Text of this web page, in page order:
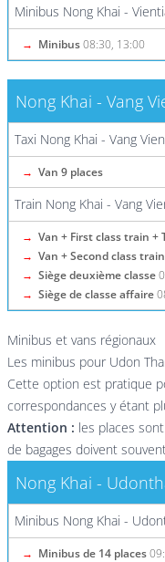
Minibus Nong Khai -
→ Minibus08:30, 13:00
Nong Khai - Vang
Taxi Nong Khai - Vang
→ Van 9 places
Train Nong Khai - Vang
→ Van + First class train +
→ Van + Second class
→ Siège deuxième classe
→ Siège de classe affaire
Minibus et vans régionaux
Les minibus pour Udon
Cette option est pratique
correspondances y étant
Attention : les places
de bagages doivent
Nong Khai -
Minibus Nong Khai -
→ Minibus de 14 places